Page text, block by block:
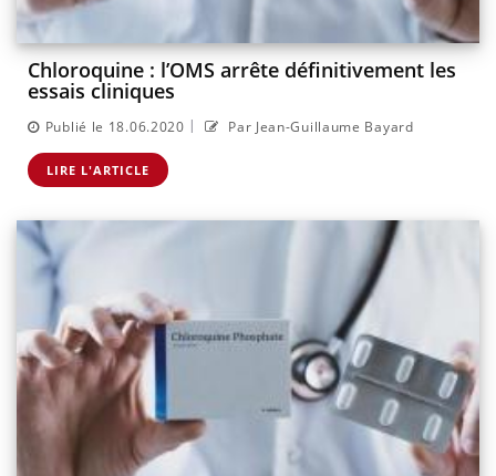
Chloroquine : l’OMS arrête définitivement les
essais cliniques
Publié le 18.06.2020 | Par Jean-Guillaume Bayard
LIRE L'ARTICLE